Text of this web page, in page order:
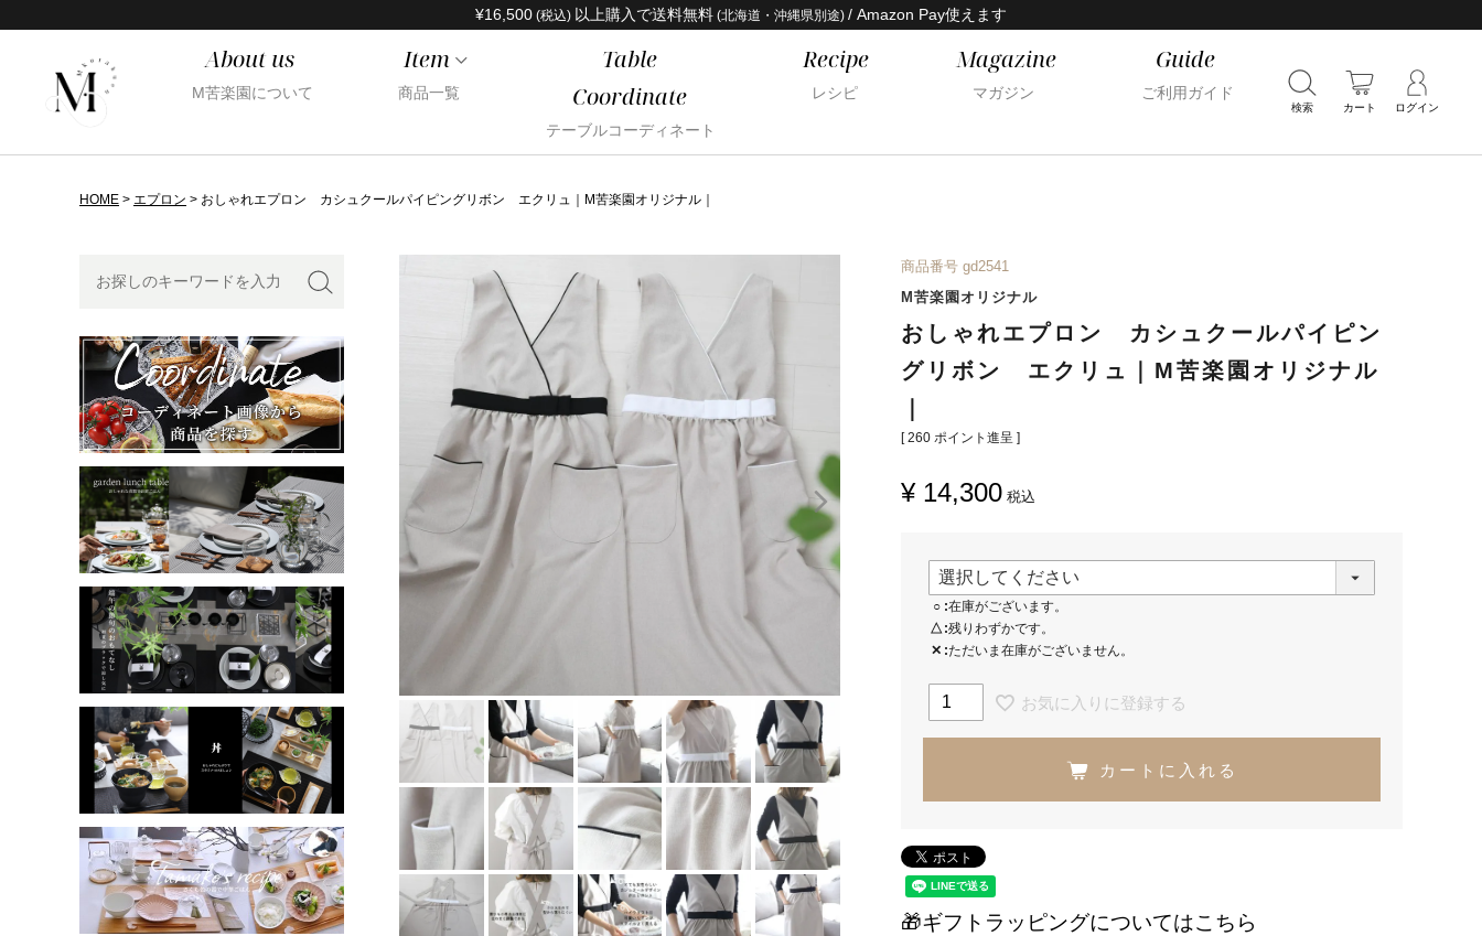
¥16,500 (税込) 以上購入で送料無料 (北海道・沖縄県別途) / Amazon Pay使えます
About us
M苦楽園について
Item
商品一覧
Table
Coordinate
テーブルコーディネート
Recipe
レシピ
Magazine
マガジン
Guide
ご利用ガイド
検索 カート ログイン
HOME エプロン おしゃれエプロン カシュクールパイピングリボン エクリュ｜M苦楽園オリジナル｜
商品番号 gd2541
M苦楽園オリジナル
おしゃれエプロン カシュクールパイピン
グリボン エクリュ｜M苦楽園オリジナル
[ 260 ポイント進呈 ]
¥ 14,300 税込
○ 在庫がございます。
△ 残りわずかです。
✕ ただいま在庫がございません。
お気に入りに登録する
カートに入れる
🎁ギフトラッピングについてはこちら